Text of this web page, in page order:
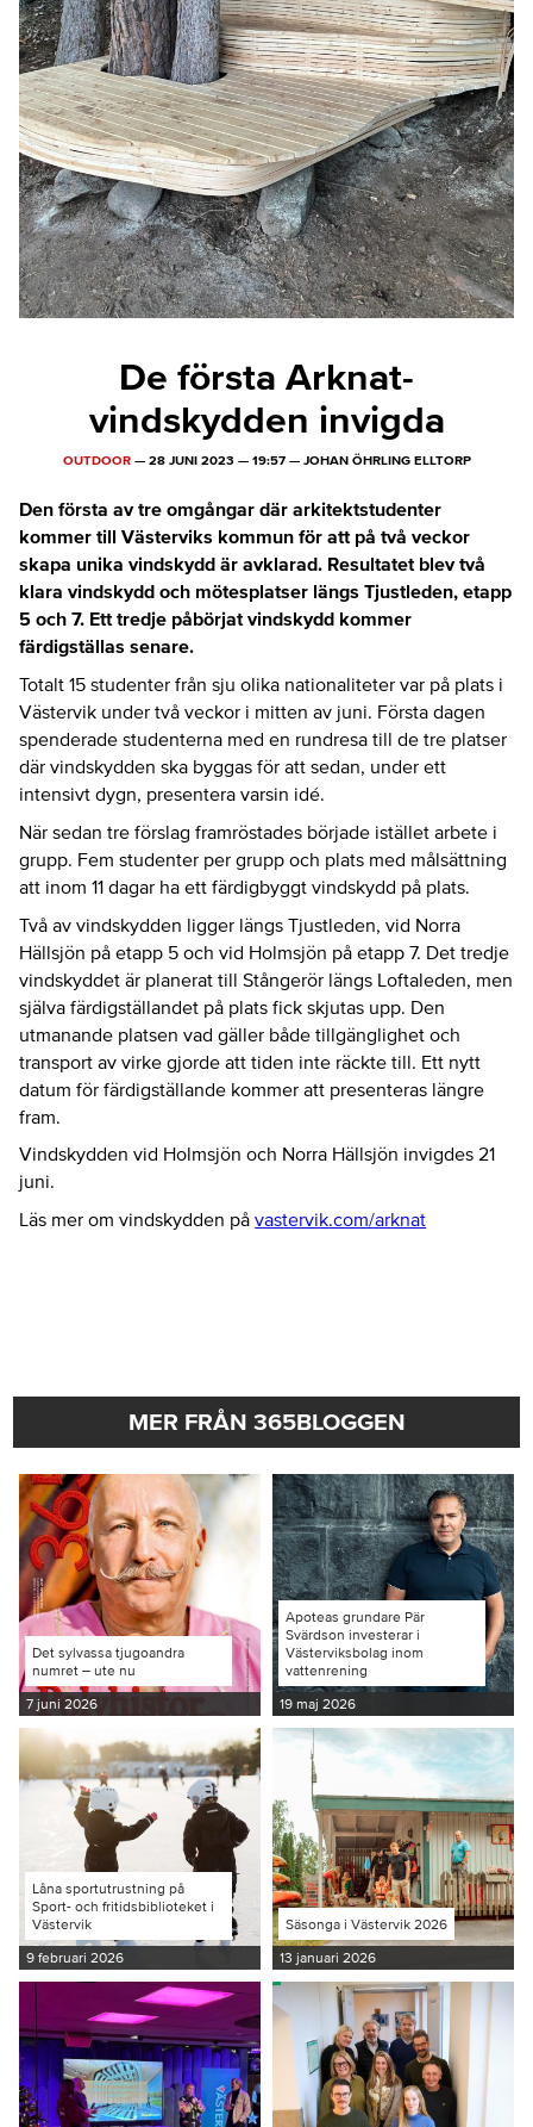
De första Arknat-
vindskydden invigda
OUTDOOR— 28 JUNI 2023 — 19:57— JOHAN ÖHRLING ELLTORP
Den första av tre omgångar där arkitektstudenter
kommer till Västerviks kommun för att på två veckor
skapa unika vindskydd är avklarad. Resultatet blev två
klara vindskydd och mötesplatser längs Tjustleden, etapp
5 och 7. Ett tredje påbörjat vindskydd kommer
färdigställas senare.
Totalt 15 studenter från sju olika nationaliteter var på plats i
Västervik under två veckor i mitten av juni. Första dagen
spenderade studenterna med en rundresa till de tre platser
där vindskydden ska byggas för att sedan, under ett
intensivt dygn, presentera varsin idé.
När sedan tre förslag framröstades började istället arbete i
grupp. Fem studenter per grupp och plats med målsättning
att inom 11 dagar ha ett färdigbyggt vindskydd på plats.
Två av vindskydden ligger längs Tjustleden, vid Norra
Hällsjön på etapp 5 och vid Holmsjön på etapp 7. Det tredje
vindskyddet är planerat till Stångerör längs Loftaleden, men
själva färdigställandet på plats fick skjutas upp. Den
utmanande platsen vad gäller både tillgänglighet och
transport av virke gjorde att tiden inte räckte till. Ett nytt
datum för färdigställande kommer att presenteras längre
fram.
Vindskydden vid Holmsjön och Norra Hällsjön invigdes 21
juni.
Läs mer om vindskydden påvastervik.com/arknat
MER FRÅN 365BLOGGEN
Det sylvassa tjugoandra
numret – ute nu
7 juni 2026
Apoteas grundare Pär
Svärdson investerar i
Västerviksbolag inom
vattenrening
19 maj 2026
Låna sportutrustning på
Sport- och fritidsbiblioteket i
Västervik
9 februari 2026
Säsonga i Västervik 2026
13 januari 2026